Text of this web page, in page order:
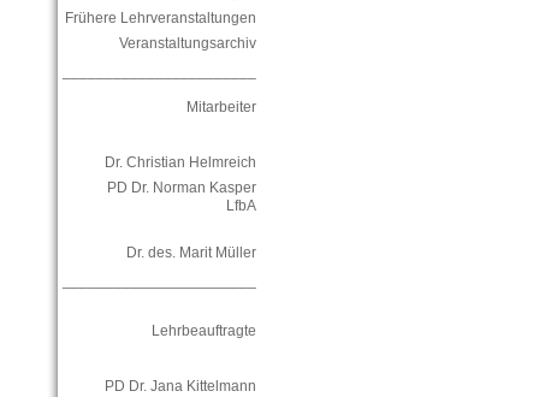
Frühere Lehrveranstaltungen
Veranstaltungsarchiv
Mitarbeiter
Dr. Christian Helmreich
PD Dr. Norman Kasper
LfbA
Dr. des. Marit Müller
Lehrbeauftragte
PD Dr. Jana Kittelmann